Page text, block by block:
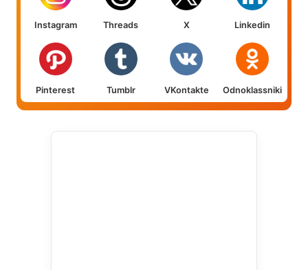
Instagram Threads X Linkedin
Pinterest Tumblr VKontakte Odnoklassniki